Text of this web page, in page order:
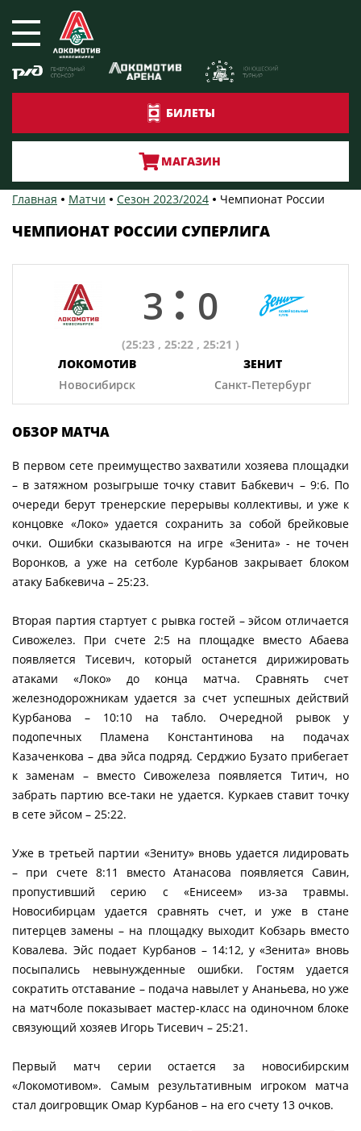
БИЛЕТЫ
МАГАЗИН
Главная Матчи Сезон 2023/2024 Чемпионат России
ЧЕМПИОНАТ РОССИИ СУПЕРЛИГА
ЛОКОМОТИВ
Новосибирск
3 0
(25:23 , 25:22 , 25:21 )
ЗЕНИТ
Санкт-Петербург
ОБЗОР МАТЧА
В первом сете преимущество захватили хозяева площадки
– в затяжном розыгрыше точку ставит Бабкевич – 9:6. По
очереди берут тренерские перерывы коллективы, и уже к
концовке «Локо» удается сохранить за собой брейковые
очки. Ошибки сказываются на игре «Зенита» - не точен
Воронков, а уже на сетболе Курбанов закрывает блоком
атаку Бабкевича – 25:23.
Вторая партия стартует с рывка гостей – эйсом отличается
Сивожелез. При счете 2:5 на площадке вместо Абаева
появляется Тисевич, который останется дирижировать
атаками «Локо» до конца матча. Сравнять счет
железнодорожникам удается за счет успешных действий
Курбанова – 10:10 на табло. Очередной рывок у
подопечных Пламена Константинова на подачах
Казаченкова – два эйса подряд. Серджио Бузато прибегает
к заменам – вместо Сивожелеза появляется Титич, но
забрать партию все-таки не удается. Куркаев ставит точку
в сете эйсом – 25:22.
Уже в третьей партии «Зениту» вновь удается лидировать
– при счете 8:11 вместо Атанасова появляется Савин,
пропустивший серию с «Енисеем» из-за травмы.
Новосибирцам удается сравнять счет, и уже в стане
питерцев замены – на площадку выходит Кобзарь вместо
Ковалева. Эйс подает Курбанов – 14:12, у «Зенита» вновь
посыпались невынужденные ошибки. Гостям удается
сократить отставание – подача навылет у Ананьева, но уже
на матчболе показывает мастер-класс на одиночном блоке
связующий хозяев Игорь Тисевич – 25:21.
Первый матч серии остается за новосибирским
«Локомотивом». Самым результативным игроком матча
стал доигровщик Омар Курбанов – на его счету 13 очков.